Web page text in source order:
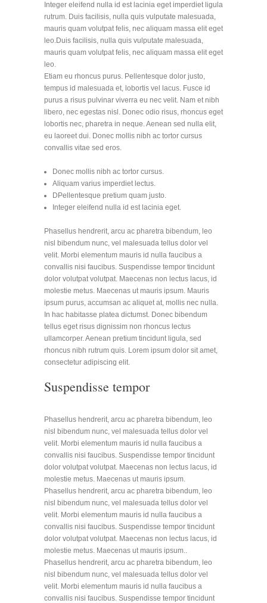
Integer eleifend nulla id est lacinia eget imperdiet ligula
rutrum. Duis facilisis, nulla quis vulputate malesuada,
mauris quam volutpat felis, nec aliquam massa elit eget
leo.Duis facilisis, nulla quis vulputate malesuada,
mauris quam volutpat felis, nec aliquam massa elit eget
leo.
Etiam eu rhoncus purus. Pellentesque dolor justo,
tempus id malesuada et, lobortis vel lacus. Fusce id
purus a risus pulvinar viverra eu nec velit. Nam et nibh
libero, nec egestas nisl. Donec odio risus, rhoncus eget
lobortis nec, pharetra in neque. Aenean sed nulla elit,
eu laoreet dui. Donec mollis nibh ac tortor cursus
convallis vitae sed eros.
Donec mollis nibh ac tortor cursus.
Aliquam varius imperdiet lectus.
DPellentesque pretium quam justo.
Integer eleifend nulla id est lacinia eget.
Phasellus hendrerit, arcu ac pharetra bibendum, leo
nisl bibendum nunc, vel malesuada tellus dolor vel
velit. Morbi elementum mauris id nulla faucibus a
convallis nisi faucibus. Suspendisse tempor tincidunt
dolor volutpat volutpat. Maecenas non lectus lacus, id
molestie metus. Maecenas ut mauris ipsum. Mauris
ipsum purus, accumsan ac aliquet at, mollis nec nulla.
In hac habitasse platea dictumst. Donec bibendum
tellus eget risus dignissim non rhoncus lectus
ullamcorper. Aenean pretium tincidunt ligula, sed
rhoncus nibh rutrum quis. Lorem ipsum dolor sit amet,
consectetur adipiscing elit.
Suspendisse tempor
Phasellus hendrerit, arcu ac pharetra bibendum, leo
nisl bibendum nunc, vel malesuada tellus dolor vel
velit. Morbi elementum mauris id nulla faucibus a
convallis nisi faucibus. Suspendisse tempor tincidunt
dolor volutpat volutpat. Maecenas non lectus lacus, id
molestie metus. Maecenas ut mauris ipsum.
Phasellus hendrerit, arcu ac pharetra bibendum, leo
nisl bibendum nunc, vel malesuada tellus dolor vel
velit. Morbi elementum mauris id nulla faucibus a
convallis nisi faucibus. Suspendisse tempor tincidunt
dolor volutpat volutpat. Maecenas non lectus lacus, id
molestie metus. Maecenas ut mauris ipsum..
Phasellus hendrerit, arcu ac pharetra bibendum, leo
nisl bibendum nunc, vel malesuada tellus dolor vel
velit. Morbi elementum mauris id nulla faucibus a
convallis nisi faucibus. Suspendisse tempor tincidunt